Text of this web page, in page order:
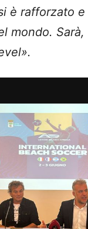
è rafforzato e
mondo.